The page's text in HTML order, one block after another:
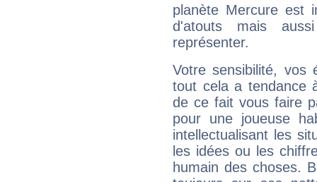
planète Mercure est
d'atouts mais
représenter.
Votre sensibilité,
tout cela a tendance
de ce fait vous faire
pour une joueuse
intellectualisant les
les idées ou les
humain des choses.